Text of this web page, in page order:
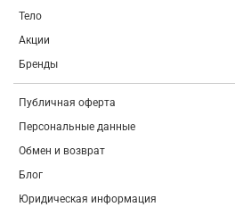
нормализует гидролипидный
блеск.
Рекомендую для сухой и зрелой
Как применять:
Тело
Акции
Бренды
Публичная оферта
Персональные данные
Обмен и возврат
Блог
Юридическая информация